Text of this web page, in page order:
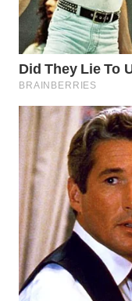
WN
INDRAMAYU
WN
KUNINGAN
WN
MAJALENGKA
WN
SUBANG
WN
SUKABUMI